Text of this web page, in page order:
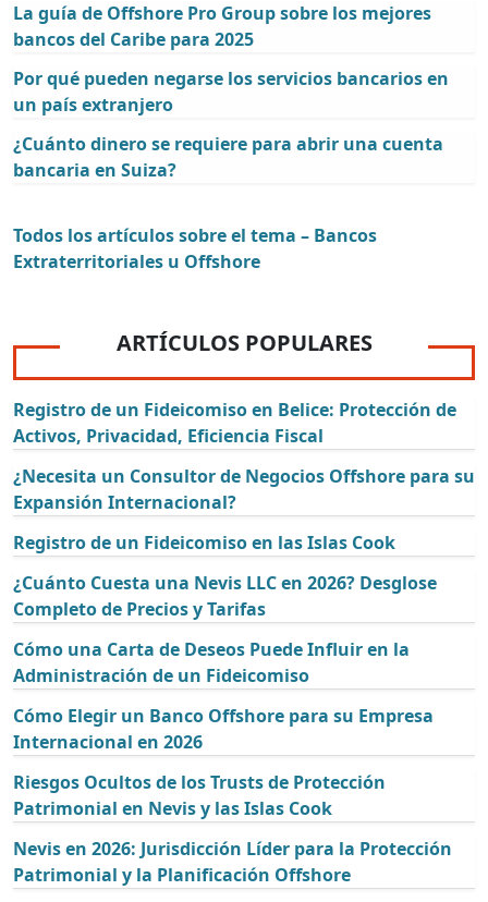
La guía de Offshore Pro Group sobre los mejores
bancos del Caribe para 2025
Por qué pueden negarse los servicios bancarios en
un país extranjero
¿Cuánto dinero se requiere para abrir una cuenta
bancaria en Suiza?
Todos los artículos sobre el tema – Bancos
Extraterritoriales u Offshore
ARTÍCULOS POPULARES
Registro de un Fideicomiso en Belice: Protección de
Activos, Privacidad, Eficiencia Fiscal
¿Necesita un Consultor de Negocios Offshore para su
Expansión Internacional?
Registro de un Fideicomiso en las Islas Cook
¿Cuánto Cuesta una Nevis LLC en 2026? Desglose
Completo de Precios y Tarifas
Cómo una Carta de Deseos Puede Influir en la
Administración de un Fideicomiso
Cómo Elegir un Banco Offshore para su Empresa
Internacional en 2026
Riesgos Ocultos de los Trusts de Protección
Patrimonial en Nevis y las Islas Cook
Nevis en 2026: Jurisdicción Líder para la Protección
Patrimonial y la Planificación Offshore